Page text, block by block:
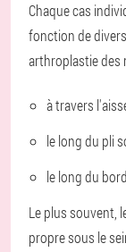
Chaque cas
fonction de
arthroplastie des
à travers
le long du pli
le long du
Le plus souvent,
propre sous le